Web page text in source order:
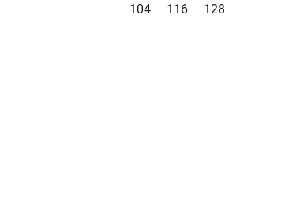
104 116 128